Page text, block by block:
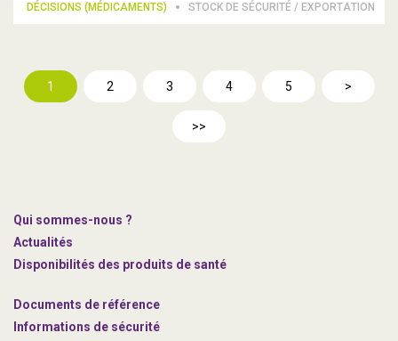
DÉCISIONS (MÉDICAMENTS) STOCK DE SÉCURITÉ / EXPORTATION
1 2 3 4 5 >
>>
Qui sommes-nous ?
Actualités
Disponibilités des produits de santé
Documents de référence
Informations de sécurité